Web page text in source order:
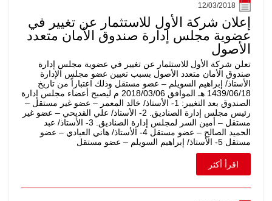
12/03/2018
إعلان شركة الأول للاستثمار عن تغيير في
عضوية مجلس إدارة صندوق الأمان متعدد
الأصول
تعلن شركة الأول للاستثمار عن تغيير في عضوية مجلس إدارة
صندوق الأمان متعدد الأصول بسبب تعيين عضو مجلس الإدارة
الأستاذ/ إبراهيم السويلم – عضو مستقل وذلك اعتباراً من تاريخ
1439/06/18 هـ الموافق 2018/03/06 م ليصبح أعضاء مجلس إدارة
الصندوق بعد التغيير: 1- الأستاذ/ خالد المعمر – عضو غير مستقل –
رئيس مجلس إدارة الصناديق. 2- الأستاذ/ علي القديحي – عضو غير
مستقل – أمين السر لمجلس إدارة الصناديق. 3- الأستاذ/ عبد
الحميد الصالح – عضو مستقل 4- الأستاذ/ هاني العبادي – عضو
مستقل 5- الأستاذ/ إبراهيم السويلم – عضو مستقل
اقرأ أكثر